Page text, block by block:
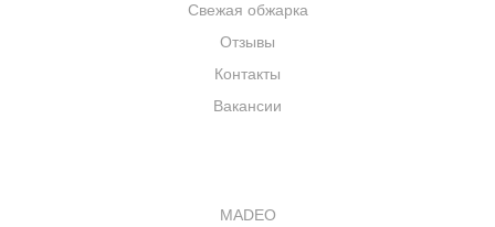
Свежая обжарка
Отзывы
Контакты
Вакансии
MADEO